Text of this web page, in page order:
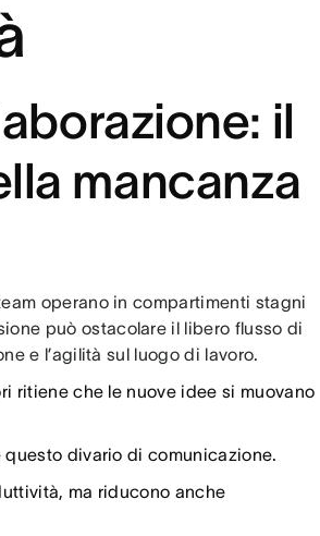
il
mancanza
operano in compartimenti stagni
può ostacolare il libero flusso di
e l’agilità sul luogo di lavoro.
ritiene che le nuove idee si muovano
divario di comunicazione.
ma riducono anche